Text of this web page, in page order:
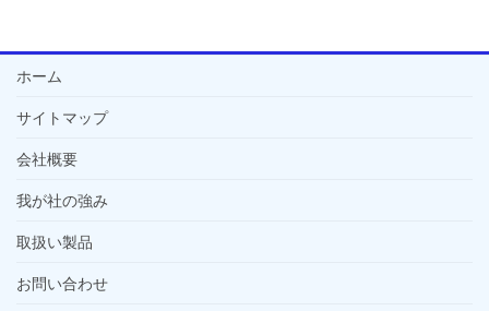
ホーム
サイトマップ
会社概要
我が社の強み
取扱い製品
お問い合わせ